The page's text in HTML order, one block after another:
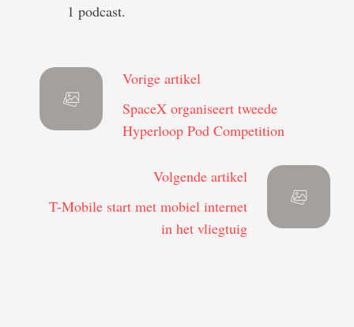
1 podcast.
Vorige artikel
SpaceX organiseert tweede
Hyperloop Pod Competition
Volgende artikel
T-Mobile start met mobiel internet
in het vliegtuig